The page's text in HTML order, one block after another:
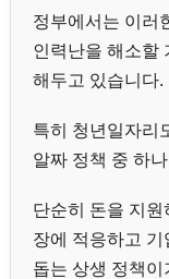
정부에서는 이러
인력난을 해소할
해두고 있습니다.
특히 청년일자리
알짜 정책 중 하
단순히 돈을 지
장에 적응하고
돕는 상생 정책이